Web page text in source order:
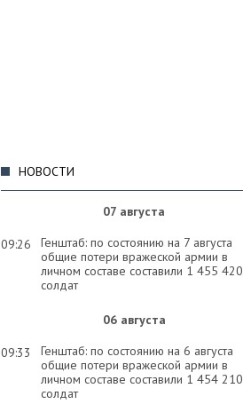
НОВОСТИ
07 августа
09:26
Генштаб: по состоянию на 7 августа
общие потери вражеской армии в
личном составе составили 1 455 420
солдат
06 августа
09:33
Генштаб: по состоянию на 6 августа
общие потери вражеской армии в
личном составе составили 1 454 210
солдат